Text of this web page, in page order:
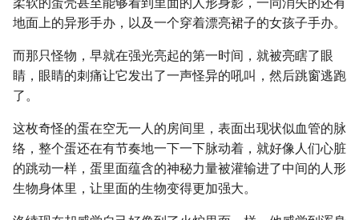
地面上的异形手办，以及一个穿着漂亮裙子的女孩子手办。
而那只怪物，早就在强光亮起的第一时间，就被亮瞎了眼
睛，眼睛的刺痛让它发出了一声怪异的吼叫，然后跳窗逃跑
了。
这枚奇怪的蛋在空无一人的房间里，表面出现状似血管的脉
络，整个蛋还在有节奏地一下一下脉动着，就好像人们心脏
的跳动一样，蛋里面蕴含的神秘力量被灌输进了中间的人形
生物身体里，让里面的生物变得更加强大。